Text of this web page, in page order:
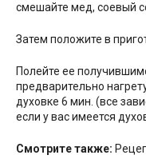
смешайте мед, соевый
Затем положите в
Полейте ее
предварительно
духовке 6 мин. (все
если у вас имеется
Смотрите также: